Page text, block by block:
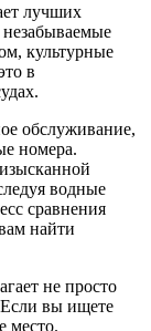
лучших
культурные
в
обслуживание,
номера.
водные
сравнения
найти
не просто
Если вы ищете
место.